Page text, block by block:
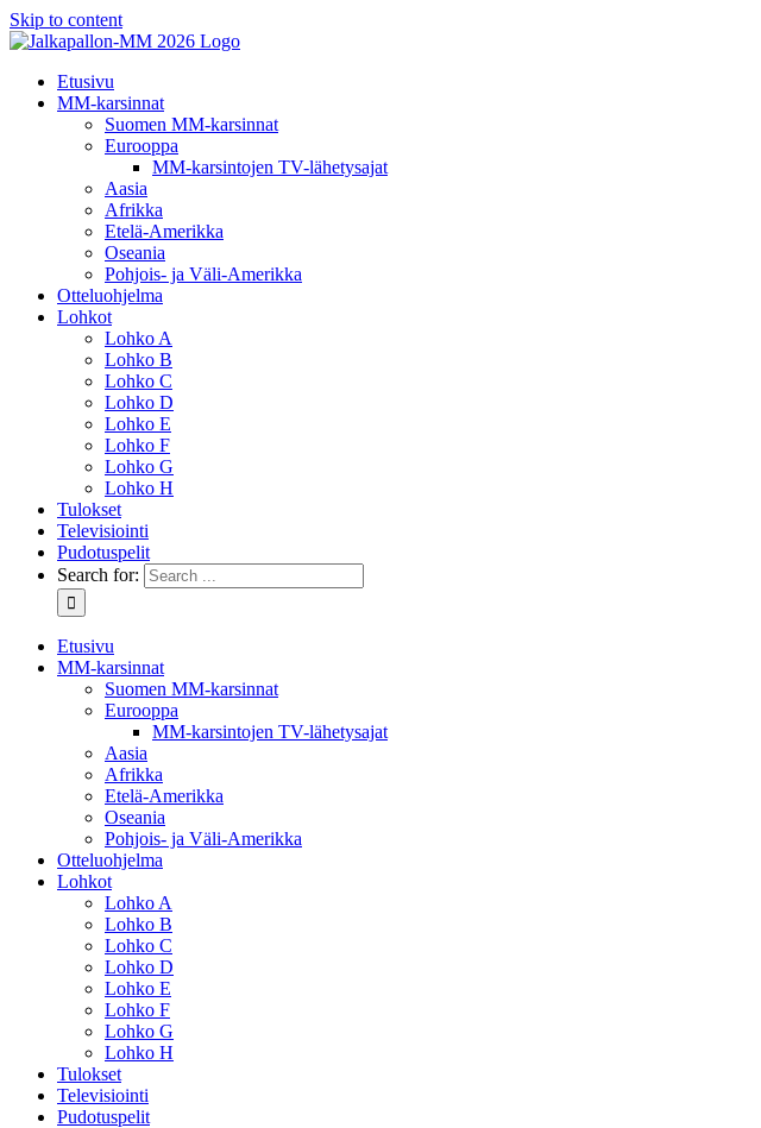
Skip to content
Etusivu
MM-karsinnat
Suomen MM-karsinnat
Eurooppa
MM-karsintojen TV-lähetysajat
Aasia
Afrikka
Etelä-Amerikka
Oseania
Pohjois- ja Väli-Amerikka
Otteluohjelma
Lohkot
Lohko A
Lohko B
Lohko C
Lohko D
Lohko E
Lohko F
Lohko G
Lohko H
Tulokset
Televisiointi
Pudotuspelit
Search for:
Etusivu
MM-karsinnat
Suomen MM-karsinnat
Eurooppa
MM-karsintojen TV-lähetysajat
Aasia
Afrikka
Etelä-Amerikka
Oseania
Pohjois- ja Väli-Amerikka
Otteluohjelma
Lohkot
Lohko A
Lohko B
Lohko C
Lohko D
Lohko E
Lohko F
Lohko G
Lohko H
Tulokset
Televisiointi
Pudotuspelit